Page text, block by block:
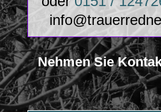
Nehmen Sie